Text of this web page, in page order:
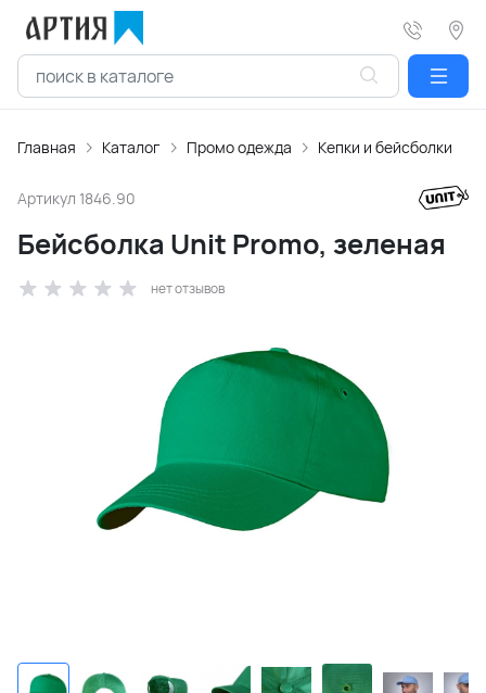
Главная Каталог Промо одежда Кепки и бейсболки
Артикул 1846.90
Бейсболка Unit Promo, зеленая
нет отзывов